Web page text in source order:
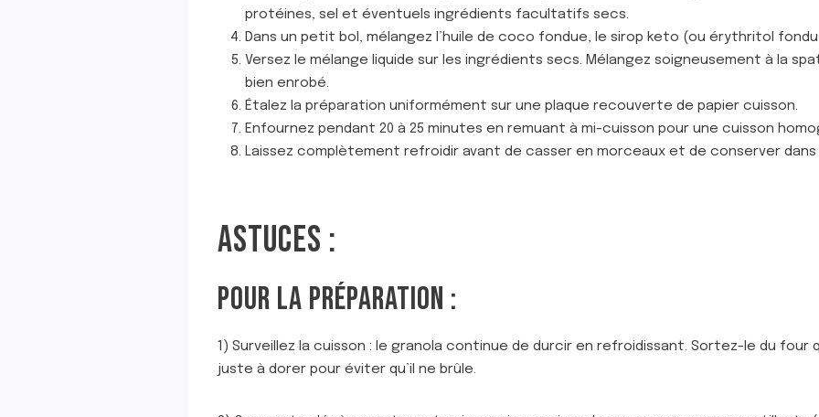
protéines, sel et éventuels ingrédients facultatifs secs.
Dans un petit bol, mélangez l’huile de coco fondue, le sirop keto (ou érythritol
Versez le mélange liquide sur les ingrédients secs. Mélangez soigneusement à la
bien enrobé.
Étalez la préparation uniformément sur une plaque recouverte de papier cuisson.
Enfournez pendant 20 à 25 minutes en remuant à mi-cuisson pour une cuisson
Laissez complètement refroidir avant de casser en morceaux et de conserver
ASTUCES :
POUR LA PRÉPARATION :
1) Surveillez la cuisson : le granola continue de durcir en refroidissant. Sortez-le du four
juste à dorer pour éviter qu’il ne brûle.